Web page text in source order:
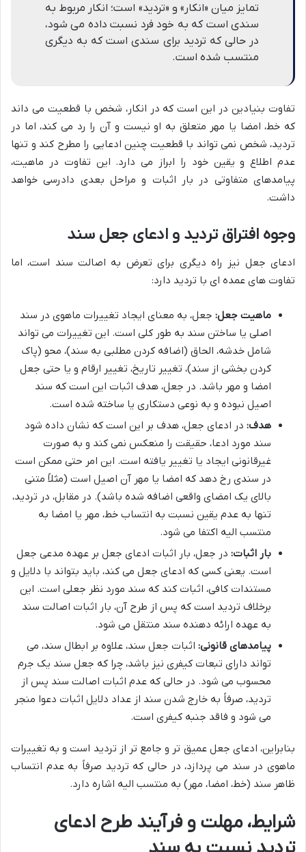
تمایز میان «انکار» و «تردید» است؛ انکار مربوط به
سندی است که به خود فرد نسبت داده می شود،
در حالی که تردید برای سندی است که به دیگری
منتسب شده است.
تفاوت بنیادین در این است که در انکار، شخص با قطعیت می داند
که خط، امضا یا مهر متعلق به او نیست و آن را رد می کند، اما در
تردید، شخص نمی تواند با قطعیت چنین ادعایی را مطرح کند و تنها
عدم اطلاع و یقین خود را ابراز می دارد. این تفاوت در ماهیت،
پیامدهای متفاوتی در بار اثبات و مراحل بعدی دادرسی خواهد
داشت.
وجوه افتراق تردید و ادعای جعل سند
ادعای جعل نیز راه دیگری برای تعرض به اصالت سند است، اما
تفاوت های عمده ای با تردید دارد:
ماهیت جعل: جعل، به معنای ایجاد تغییرات ماهوی در سند
اصلی یا ساختن سند به طور کلی است. این تغییرات می تواند
شامل خدشه، الحاق (اضافه کردن مطلبی به سند)، محو (پاک
کردن بخشی از سند)، تغییر تاریخ، تغییر ارقام و یا حتی جعل
امضا و مهر باشد. در جعل، هدف اثبات این است که سند
اصیل نبوده و به نوعی دستکاری یا ساخته شده است.
هدف: در ادعای جعل، هدف بر این است که نشان داده شود
سند مورد ادعا، حقیقت را منعکس نمی کند و به صورت
غیرقانونی ایجاد یا تغییر یافته است. این امر حتی ممکن است
در سندی رخ دهد که امضا یا مهر آن اصیل است (مثلاً متنی
بالای یک امضای واقعی اضافه شده باشد). در مقابل، در تردید،
تنها به عدم یقین نسبت به انتساب خط، مهر یا امضا به
منتسب الیه اکتفا می شود.
بار اثبات: در جعل، بار اثبات ادعای جعل بر عهده مدعی جعل
است. یعنی کسی که ادعای جعل می کند، باید بتواند با دلایل و
مستندات کافی، اثبات کند که سند مورد نظر جعلی است. این
برخلاف تردید است که پس از طرح آن، بار اثبات اصالت سند
به عهده ارائه دهنده سند منتقل می شود.
پیامدهای قانونی: اثبات جعل سند، علاوه بر ابطال سند، می
تواند دارای تبعات کیفری نیز باشد، چرا که جعل سند یک جرم
محسوب می شود. در حالی که عدم اثبات اصالت سند پس از
تردید، صرفاً به خارج شدن سند از عداد دلایل اثبات دعوا منجر
می شود و فاقد جنبه کیفری است.
بنابراین، ادعای جعل عمیق تر و جامع تر از تردید است و به تغییرات
ماهوی در سند می پردازد، در حالی که تردید صرفاً به عدم انتساب
ظاهر سند (خط، امضا، مهر) به منتسب الیه اشاره دارد.
شرایط، مهلت و فرآیند طرح ادعای